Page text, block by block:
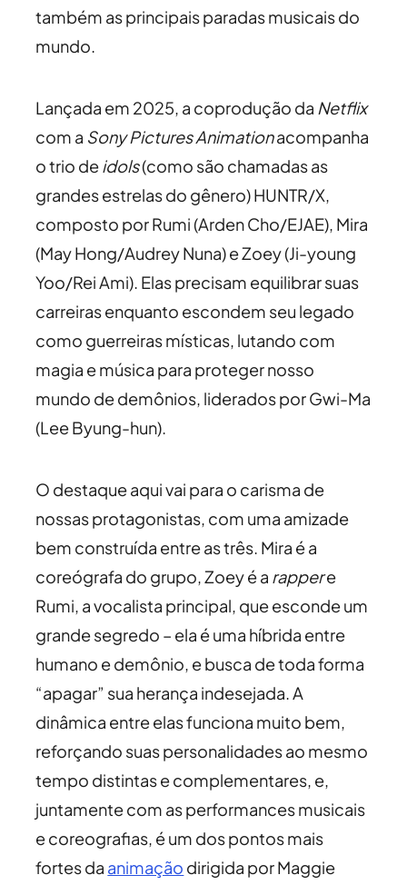
também as principais paradas musicais do
mundo.
Lançada em 2025, a coprodução da Netflix
com a Sony Pictures Animationacompanha
o trio deidols(como são chamadas as
grandes estrelas do gênero) HUNTR/X,
composto por Rumi (Arden Cho/EJAE), Mira
(May Hong/Audrey Nuna) e Zoey (Ji-young
Yoo/Rei Ami). Elas precisam equilibrar suas
carreiras enquanto escondem seu legado
como guerreiras místicas, lutando com
magia e música para proteger nosso
mundo de demônios, liderados por Gwi-Ma
(Lee Byung-hun).
O destaque aqui vai para o carisma de
nossas protagonistas, com uma amizade
bem construída entre as três. Mira é a
coreógrafa do grupo, Zoey é a rappere
Rumi, a vocalista principal, que esconde um
grande segredo – ela é uma híbrida entre
humano e demônio, e busca de toda forma
“apagar” sua herança indesejada. A
dinâmica entre elas funciona muito bem,
reforçando suas personalidades ao mesmo
tempo distintas e complementares, e,
juntamente com as performances musicais
e coreografias, é um dos pontos mais
fortes da animação dirigida por Maggie